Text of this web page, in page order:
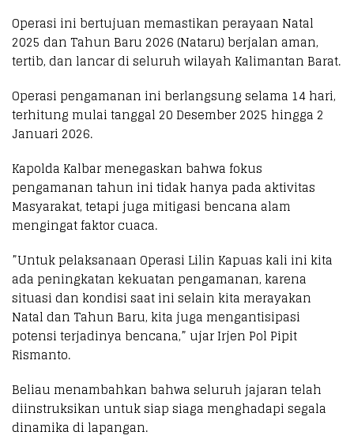
Operasi ini bertujuan memastikan perayaan Natal
2025 dan Tahun Baru 2026 (Nataru) berjalan aman,
tertib, dan lancar di seluruh wilayah Kalimantan Barat.
​Operasi pengamanan ini berlangsung selama 14 hari,
terhitung mulai tanggal 20 Desember 2025 hingga 2
Januari 2026.
​Kapolda Kalbar menegaskan bahwa fokus
pengamanan tahun ini tidak hanya pada aktivitas
Masyarakat, tetapi juga mitigasi bencana alam
mengingat faktor cuaca.
​”Untuk pelaksanaan Operasi Lilin Kapuas kali ini kita
ada peningkatan kekuatan pengamanan, karena
situasi dan kondisi saat ini selain kita merayakan
Natal dan Tahun Baru, kita juga mengantisipasi
potensi terjadinya bencana,” ujar Irjen Pol Pipit
Rismanto.
​Beliau menambahkan bahwa seluruh jajaran telah
diinstruksikan untuk siap siaga menghadapi segala
dinamika di lapangan.